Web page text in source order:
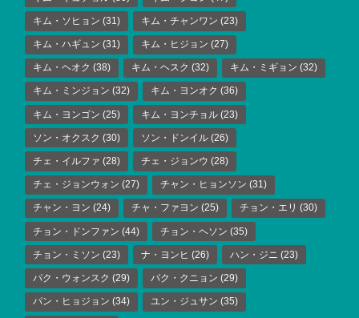
キム・ソヒョン (31) キム・チャンワン (23)
キム・ハギュン (31) キム・ヒジョン (27)
キム・ヘオク (38) キム・ヘスク (32) キム・ミギョン (32)
キム・ミンジョン (32) キム・ヨンオク (36)
キム・ヨンゴン (25) キム・ヨンチョル (23)
ソン・オクスク (30) ソン・ドンイル (26)
チェ・イルファ (28) チェ・ジョンウ (28)
チェ・ジョンウォン (27) チャン・ヒョンソン (31)
チャン・ヨン (24) チャ・ファヨン (25) チョン・エリ (30)
チョン・ドンファン (44) チョン・ヘソン (35)
チョン・ミソン (23) ナ・ヨンヒ (26) ハン・ジニ (23)
パク・ウォンスク (29) パク・クニョン (29)
パン・ヒョジョン (34) ユン・ジュサン (35)